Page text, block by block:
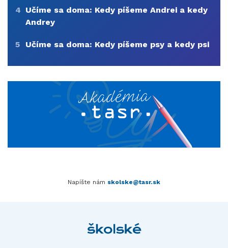
4 Učíme sa doma: Kedy píšeme Andrei a kedy
Andrey
5 Učíme sa doma: Kedy píšeme psy a kedy psi
Napíšte nám skolske@tasr.sk